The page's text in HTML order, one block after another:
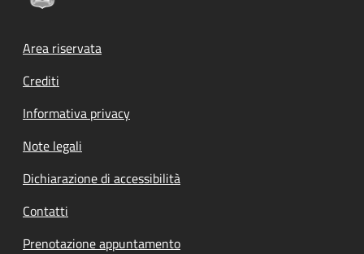
Footer menu
Area riservata
Crediti
Informativa privacy
Note legali
Dichiarazione di accessibilità
Contatti
Prenotazione appuntamento